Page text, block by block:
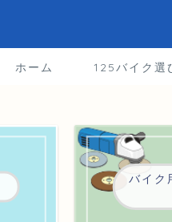
ホーム 125バイク選
バイク